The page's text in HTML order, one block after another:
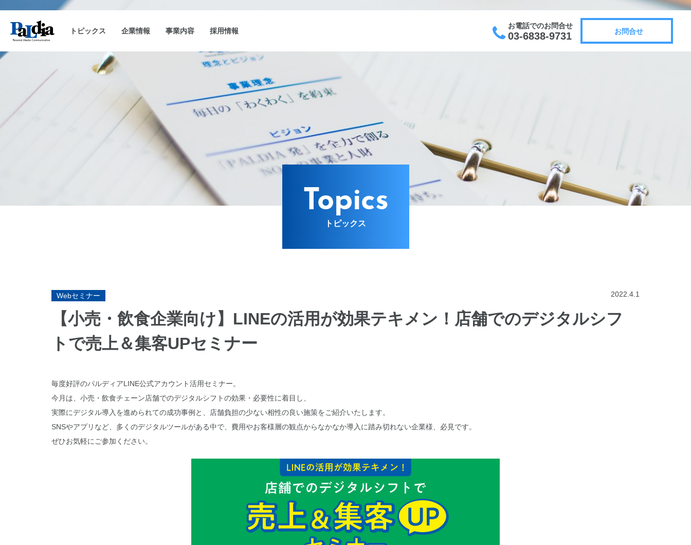
トピックス
企業理念 沿革
企業情報
キャンペーン事務局運用 CAM-SAKU
事業内容 採用情報 お問合せ
お電話でのお問合せ
03-6838-9731
Topics
トピックス
Webセミナー 2022.4.1
【小売・飲食企業向け】LINEの活用が効果テキメン！店舗でのデジタルシフ
トで売上＆集客UPセミナー
毎度好評のパルディアLINE公式アカウント活用セミナー。
今月は、小売・飲食チェーン店舗でのデジタルシフトの効果・必要性に着目し、
実際にデジタル導入を進められての成功事例と、店舗負担の少ない相性の良い施策をご紹介いたします。
SNSやアプリなど、多くのデジタルツールがある中で、費用やお客様層の観点からなかなか導入に踏み切れない企業様、必見です。
ぜひお気軽にご参加ください。